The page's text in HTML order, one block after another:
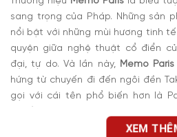
sang trọng của Pháp. Những sản
nổi bật với những mùi hương tinh
quyện giữa nghệ thuật cổ điển
đại, tự do. Và lần này, Memo Paris
hứng từ chuyến đi đến ngôi đền
gọi với cái tên phổ biến hơn là
Đây là một nơi tôn kính nơi những
XEM